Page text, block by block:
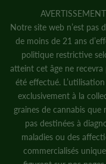
Notre site web n’est pas
de moins de 21 ans
politique restrictive
atteint cet âge ne recevra
été effectué.
exclusivement à la
graines de cannabis
pas destinées à
maladies ou des
commercialisés